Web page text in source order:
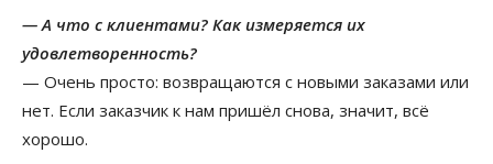
— А что с клиентами? Как измеряется их
удовлетворенность?
— Очень просто: возвращаются с новыми заказами или
нет. Если заказчик к нам пришёл снова, значит, всё
хорошо.